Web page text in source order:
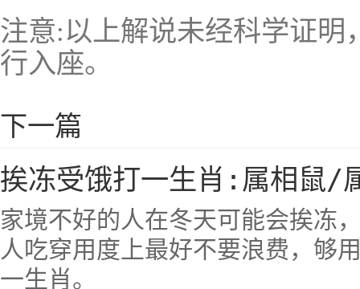
注意:以上解说未经科学证明
行入座。
下一篇
挨冻受饿打一生肖:属相鼠/
家境不好的人在冬天可能会挨冻
人吃穿用度上最好不要浪费，够
一生肖。